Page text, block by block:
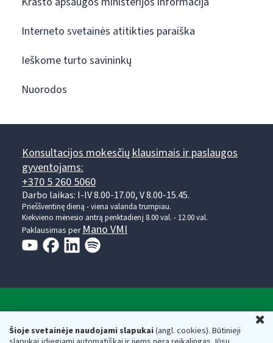
Šioje svetainėje naudojami slapukai(angl. cookies). Būtinieji
Interneto svetainės atitikties paraiška
Ieškome turto savininkų
Nuorodos
Konsultacijos mokesčių klausimais ir paslaugos
gyventojams:
+370 5 260 5060
Darbo laikas: I-IV 8.00-17.00, V 8.00-15.45.
Prieššventinę dieną - viena valanda trumpiau.
Kiekvieno mėnesio antrą penktadienį 8.00 val. - 12.00 val.
Paklausimas per Mano VMI
Respublikos finansų ministerijos